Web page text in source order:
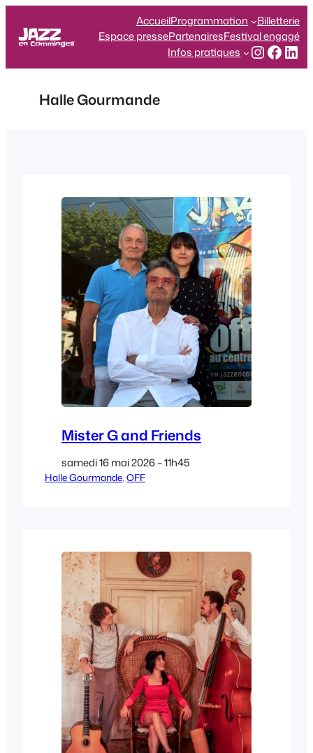
contenu
AccueilProgrammation
Billetterie
Espace pressePartenairesFestival engagé
Infos pratiques
Halle Gourmande
Mister G and Friends
samedi 16 mai 2026 – 11h45
Halle Gourmande, OFF